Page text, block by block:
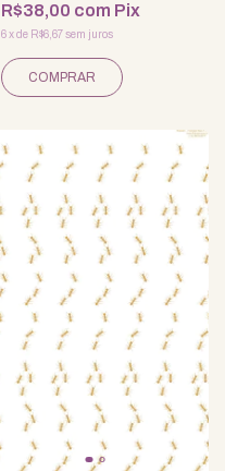
R$38,00 com Pix
6 xde R$6,67 sem juros